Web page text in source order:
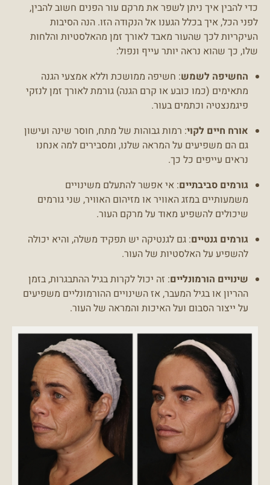
כדי להבין איך ניתן לשפר את מרקם עור הפנים חשוב להבין,
לפני הכל, איך בכלל הגענו אל הנקודה הזו. הנה הסיבות
העיקריות לכך שהעור מאבד לאורך זמן מהאלסטיות והלחות
שלו, כך שהוא נראה יותר עייף ונפול:
החשיפה לשמש: חשיפה ממושכת וללא אמצעי הגנה
מתאימים (כמו כובע או קרם הגנה) גורמת לאורך זמן לנזקי
פיגמנצטיה וכתמים בעור.
אורח חיים לקוי: רמות גבוהות של מתח, חוסר שינה ועישון
גם הם משפיעים על המראה שלנו, ומסבירים למה אנחנו
נראים עייפים כל כך.
גורמים סביבתיים: אי אפשר להתעלם משינויים
משמעותיים במזג האוויר או מזיהום האוויר, שני גורמים
שיכולים להשפיע מאוד על מרקם העור.
גורמים גנטיים: גם לגנטיקה יש תפקיד משלה, והיא יכולה
להשפיע על האלסטיות של העור.
שינויים הורמונליים: זה יכול לקרות בגיל ההתבגרות, בזמן
ההריון או בגיל המעבר, אז השינויים ההורמונליים משפיעים
על ייצור הסבום ועל האיכות והמראה של העור.